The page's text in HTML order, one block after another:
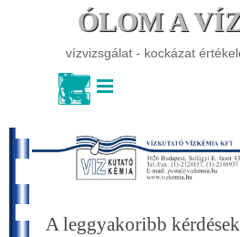
Tartalomhoz ugrás
ÓLOM A
vízvizsgálat - kockázat
Ugrás a menüre
A leggyakoribb